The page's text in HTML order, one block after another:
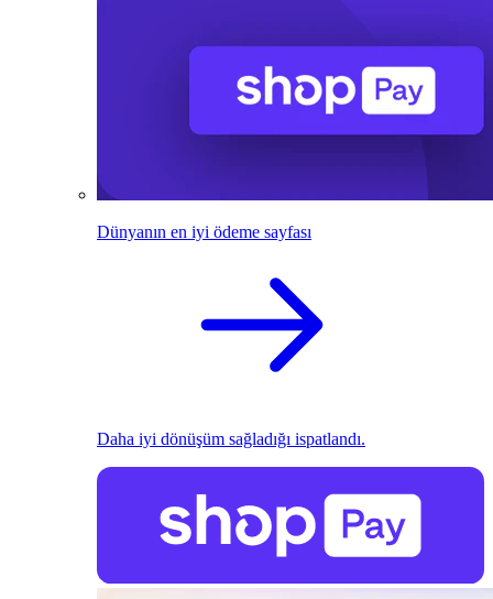
Dünyanın en iyi ödeme sayfası
Daha iyi dönüşüm sağladığı ispatlandı.